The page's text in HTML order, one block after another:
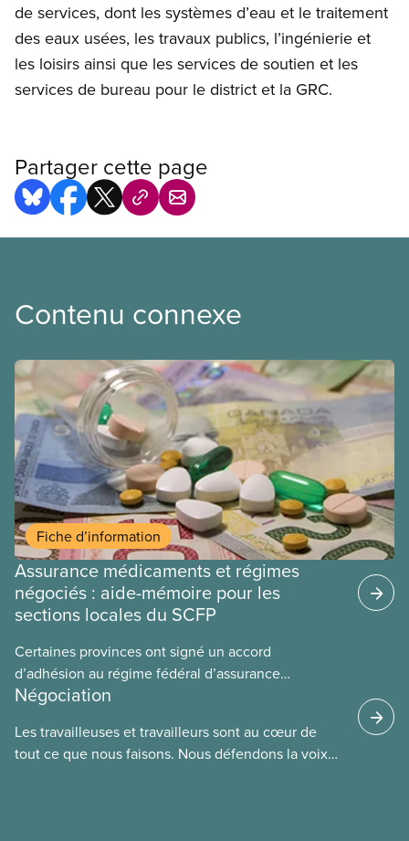
de services, dont les systèmes d’eau et le traitement
des eaux usées, les travaux publics, l’ingénierie et
les loisirs ainsi que les services de soutien et les
services de bureau pour le district et la GRC.
Partager cette page
Contenu connexe
Fiche d’information
Assurance médicaments et régimes
négociés : aide-mémoire pour les
sections locales du SCFP
Certaines provinces ont signé un accord
d’adhésion au régime fédéral d’assurance
médicaments. Les sections locales du SCFP dans
régime pourrait avoir sur leurs avantages
sociaux actuels.
Négociation
Les travailleuses et travailleurs sont au cœur de
tout ce que nous faisons. Nous défendons la voix